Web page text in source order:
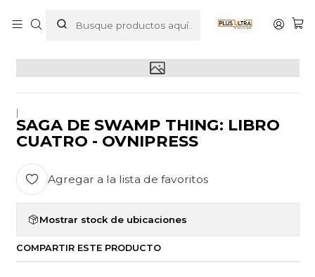
SAGA DE SWAMP THING: LIBRO CUATRO - OVNIPRESS
SAGA DE SWAMP THING: LIBRO
CUATRO - OVNIPRESS
Agregar a la lista de favoritos
Mostrar stock de ubicaciones
COMPARTIR ESTE PRODUCTO